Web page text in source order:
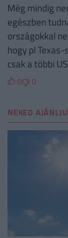
Még mindig
egészben
országokkal
hogy pl
csak a többi
0 0
NEKED